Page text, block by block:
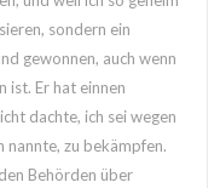
sondern ein
gewonnen, auch wenn
ist. Er hat einnen
dachte, ich sei wegen
nannte, zu bekämpfen.
Behörden über